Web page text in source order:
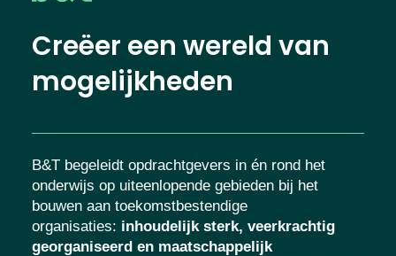
Creëer een wereld van
mogelijkheden
B&T begeleidt opdrachtgevers in én rond het
onderwijs op uiteenlopende gebieden bij het
bouwen aan toekomstbestendige
organisaties: inhoudelijk sterk, veerkrachtig
georganiseerd en maatschappelijk